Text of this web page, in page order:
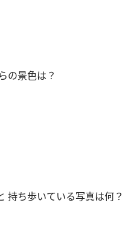
の景色は？
持ち歩いている写真は何？